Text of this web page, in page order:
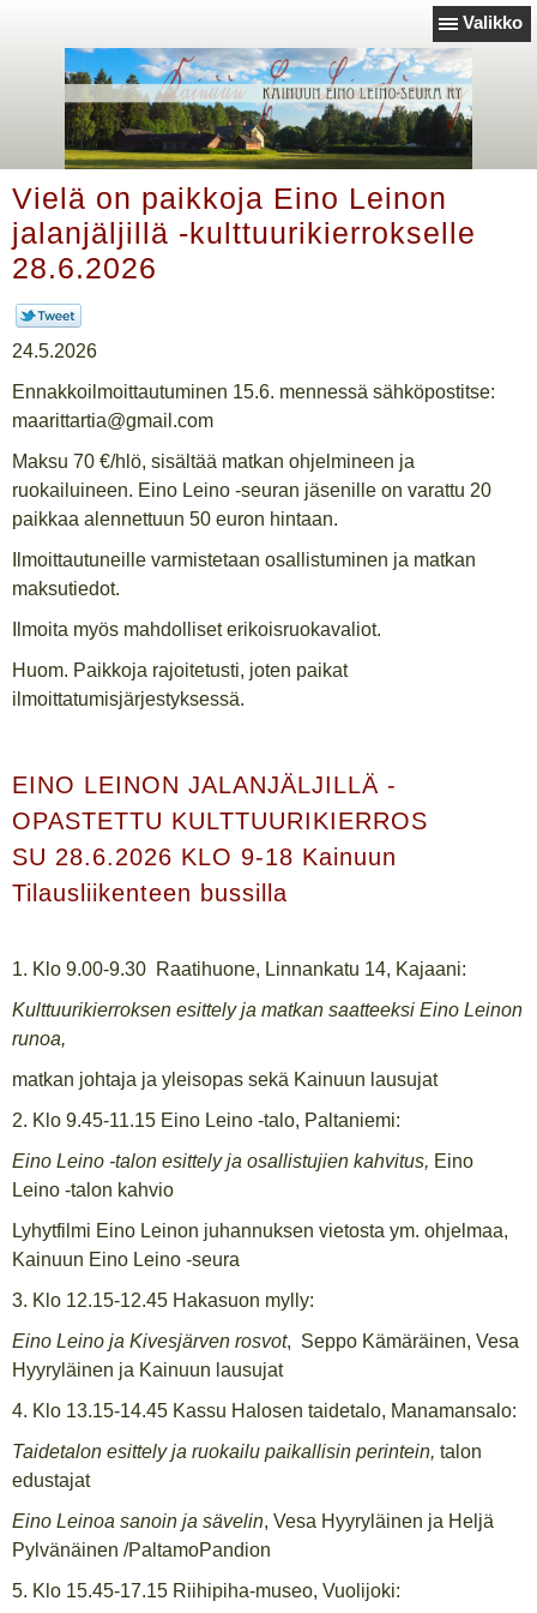
Valikko
Vielä on paikkoja Eino Leinon
jalanjäljillä -kulttuurikierrokselle
28.6.2026
24.5.2026
Ennakkoilmoittautuminen 15.6. mennessä sähköpostitse:
maarittartia@gmail.com
Maksu 70 €/hlö, sisältää matkan ohjelmineen ja
ruokailuineen. Eino Leino -seuran jäsenille on varattu 20
paikkaa alennettuun 50 euron hintaan.
Ilmoittautuneille varmistetaan osallistuminen ja matkan
maksutiedot.
Ilmoita myös mahdolliset erikoisruokavaliot.
Huom. Paikkoja rajoitetusti, joten paikat
ilmoittatumisjärjestyksessä.
EINO LEINON JALANJÄLJILLÄ -
OPASTETTU KULTTUURIKIERROS
SU 28.6.2026 KLO 9-18 Kainuun
Tilausliikenteen bussilla
1. Klo 9.00-9.30 Raatihuone, Linnankatu 14, Kajaani:
Kulttuurikierroksen esittely ja matkan saatteeksi Eino Leinon
runoa,
matkan johtaja ja yleisopas sekä Kainuun lausujat
2. Klo 9.45-11.15 Eino Leino -talo, Paltaniemi:
Eino Leino -talon esittely ja osallistujien kahvitus, Eino
Leino -talon kahvio
Lyhytfilmi Eino Leinon juhannuksen vietosta ym. ohjelmaa,
Kainuun Eino Leino -seura
3. Klo 12.15-12.45 Hakasuon mylly:
Eino Leino ja Kivesjärven rosvot, Seppo Kämäräinen, Vesa
Hyyryläinen ja Kainuun lausujat
4. Klo 13.15-14.45 Kassu Halosen taidetalo, Manamansalo:
Taidetalon esittely ja ruokailu paikallisin perintein, talon
edustajat
Eino Leinoa sanoin ja sävelin, Vesa Hyyryläinen ja Heljä
Pylvänäinen /PaltamoPandion
5. Klo 15.45-17.15 Riihipiha-museo, Vuolijoki: